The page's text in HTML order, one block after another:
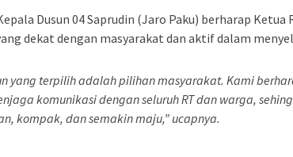
Dusun 04 Saprudin (Jaro Paku) berharap
dekat dengan masyarakat dan aktif dalam
yang terpilih adalah pilihan masyarakat. Kami
komunikasi dengan seluruh RT dan warga,
kompak, dan semakin maju,” ucapnya.